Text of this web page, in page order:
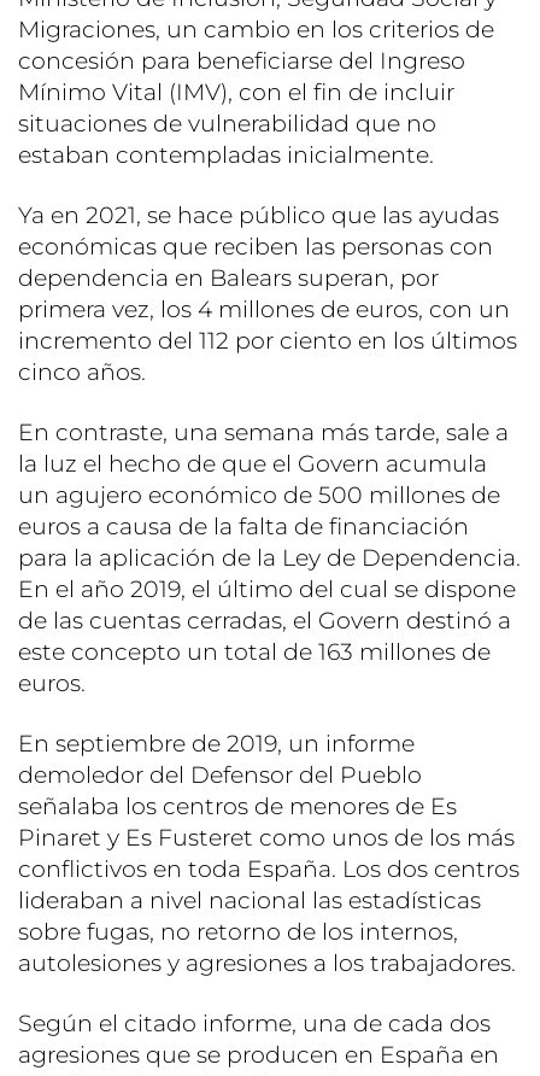
Migraciones, un cambio en los criterios de
concesión para beneficiarse del Ingreso
Mínimo Vital (IMV), con el fin de incluir
situaciones de vulnerabilidad que no
estaban contempladas inicialmente.
Ya en 2021, se hace público que las ayudas
económicas que reciben las personas con
dependencia en Balears superan, por
primera vez, los 4 millones de euros, con un
incremento del 112 por ciento en los últimos
cinco años.
En contraste, una semana más tarde, sale a
la luz el hecho de que el Govern acumula
un agujero económico de 500 millones de
euros a causa de la falta de financiación
para la aplicación de la Ley de Dependencia.
En el año 2019, el último del cual se dispone
de las cuentas cerradas, el Govern destinó a
este concepto un total de 163 millones de
euros.
En septiembre de 2019, un informe
demoledor del Defensor del Pueblo
señalaba los centros de menores de Es
Pinaret y Es Fusteret como unos de los más
conflictivos en toda España. Los dos centros
lideraban a nivel nacional las estadísticas
sobre fugas, no retorno de los internos,
autolesiones y agresiones a los trabajadores.
Según el citado informe, una de cada dos
agresiones que se producen en España en